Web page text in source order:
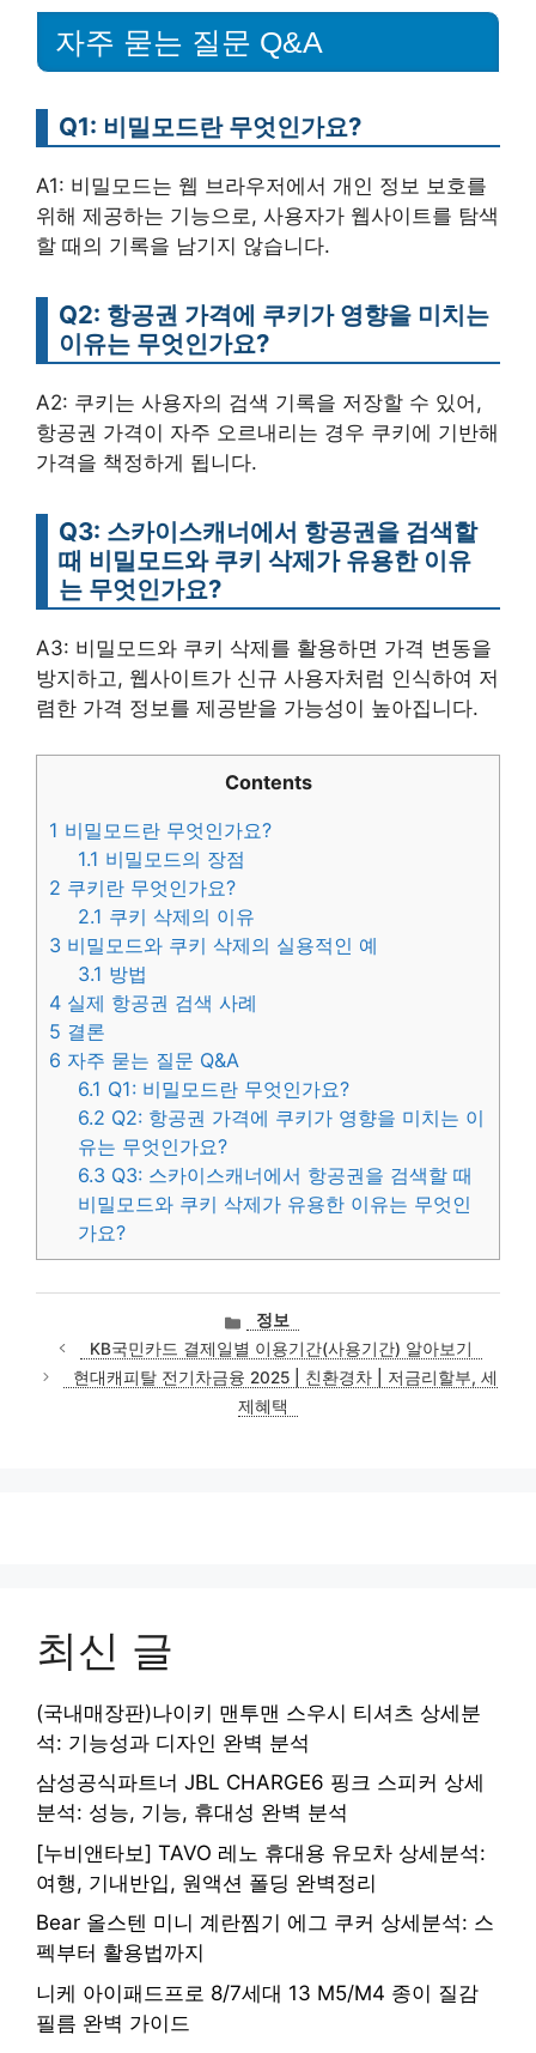
자주 묻는 질문 Q&A
Q1: 비밀모드란 무엇인가요?
A1: 비밀모드는 웹 브라우저에서 개인 정보 보호를
위해 제공하는 기능으로, 사용자가 웹사이트를 탐색
할 때의 기록을 남기지 않습니다.
Q2: 항공권 가격에 쿠키가 영향을 미치는
이유는 무엇인가요?
A2: 쿠키는 사용자의 검색 기록을 저장할 수 있어,
항공권 가격이 자주 오르내리는 경우 쿠키에 기반해
가격을 책정하게 됩니다.
Q3: 스카이스캐너에서 항공권을 검색할
때 비밀모드와 쿠키 삭제가 유용한 이유
는 무엇인가요?
A3: 비밀모드와 쿠키 삭제를 활용하면 가격 변동을
방지하고, 웹사이트가 신규 사용자처럼 인식하여 저
렴한 가격 정보를 제공받을 가능성이 높아집니다.
Contents
1 비밀모드란 무엇인가요?
1.1 비밀모드의 장점
2 쿠키란 무엇인가요?
2.1 쿠키 삭제의 이유
3 비밀모드와 쿠키 삭제의 실용적인 예
3.1 방법
4 실제 항공권 검색 사례
5 결론
6 자주 묻는 질문 Q&A
6.1 Q1: 비밀모드란 무엇인가요?
6.2 Q2: 항공권 가격에 쿠키가 영향을 미치는 이
유는 무엇인가요?
6.3 Q3: 스카이스캐너에서 항공권을 검색할 때
비밀모드와 쿠키 삭제가 유용한 이유는 무엇인
가요?
카
테
고
리
정보
KB국민카드 결제일별 이용기간(사용기간) 알아보기
현대캐피탈 전기차금융 2025 | 친환경차 | 저금리할부, 세
제혜택
최신 글
(국내매장판)나이키 맨투맨 스우시 티셔츠 상세분
석: 기능성과 디자인 완벽 분석
삼성공식파트너 JBL CHARGE6 핑크 스피커 상세
분석: 성능, 기능, 휴대성 완벽 분석
[누비앤타보] TAVO 레노 휴대용 유모차 상세분석:
여행, 기내반입, 원액션 폴딩 완벽정리
Bear 올스텐 미니 계란찜기 에그 쿠커 상세분석: 스
펙부터 활용법까지
니케 아이패드프로 8/7세대 13 M5/M4 종이 질감
필름 완벽 가이드